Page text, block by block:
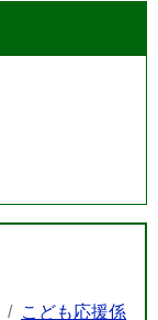
こども応援係